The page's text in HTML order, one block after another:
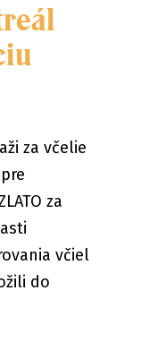
za včelie
za
včiel
do